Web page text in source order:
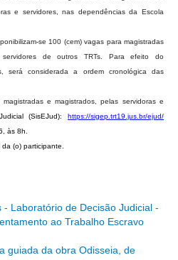
TRT11
de TIC
- 2026
e servidores, nas dependências da Escola
se 100 (cem) vagas para magistradas
de outros TRTs. Para efeito do
será considerada a ordem cronológica das
e magistrados, pelas servidoras e
(SisEJud): https://sigep.trt19.jus.br/ejud/
às 8h.
(o) participante.
Laboratório de Decisão Judicial -
ao Trabalho Escravo
guiada da obra Odisseia, de